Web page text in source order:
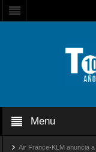
Menu
Air France-KLM anuncia a